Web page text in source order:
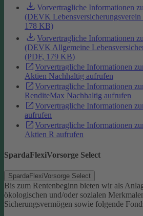
Vorvertragliche Informationen
(DEVK Lebensversicherungsverein
178 KB)
Vorvertragliche Informationen
(DEVK Allgemeine
(PDF, 179 KB)
Vorvertragliche Informationen
Aktien Nachhaltig aufrufen
Vorvertragliche Informationen
RenditeMax Nachhaltig aufrufen
Vorvertragliche Informationen
aufrufen
Vorvertragliche Informationen
Aktien R aufrufen
SpardaFlexiVorsorge Select
SpardaFlexiVorsorge Select
Bis zum Rentenbeginn bieten wir als
ökologischen und/oder sozialen
Sicherungsvermögen sowie folgende